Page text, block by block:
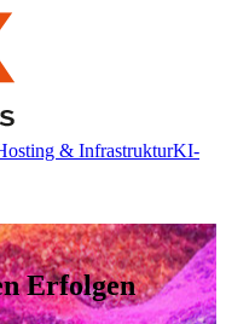
& InfrastrukturKI-
Erfolgen